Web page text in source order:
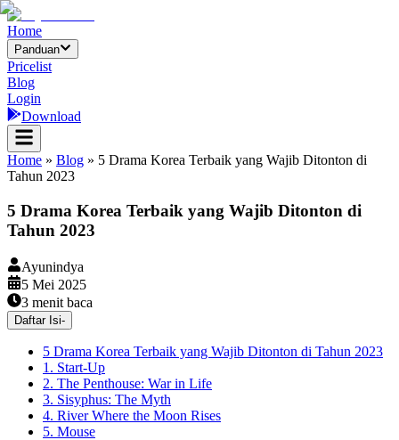
Home
Panduan
Pricelist
Blog
Login
Download
Home » Blog » 5 Drama Korea Terbaik yang Wajib Ditonton di
Tahun 2023
5 Drama Korea Terbaik yang Wajib Ditonton di
Tahun 2023
Ayunindya
5 Mei 2025
3 menit baca
Daftar Isi-
5 Drama Korea Terbaik yang Wajib Ditonton di Tahun 2023
1. Start-Up
2. The Penthouse: War in Life
3. Sisyphus: The Myth
4. River Where the Moon Rises
5. Mouse